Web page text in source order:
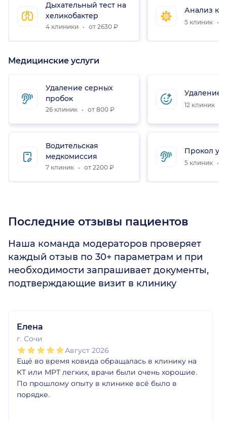
Дыхательный тест на
хеликобактер
4 клиники от 2630 ₽
Анализ
5 клиник
Медицинские услуги
Удаление серных
пробок
26 клиник от 800 ₽
Водительская
медкомиссия
7 клиник от 2200 ₽
Удаление
12 клиник
Прокол
5 клиник
Последние отзывы пациентов
Наша команда модераторов проверяет
каждый отзыв по 30+ параметрам и при
необходимости запрашивает документы,
подтверждающие визит в клинику
Елена
г. Сочи
Август 2026
Ещё во время ковида обращалась в клинику на
КТ или МРТ легких, врачи были очень хорошие.
По прошлому опыту в клинике всё было в
порядке.